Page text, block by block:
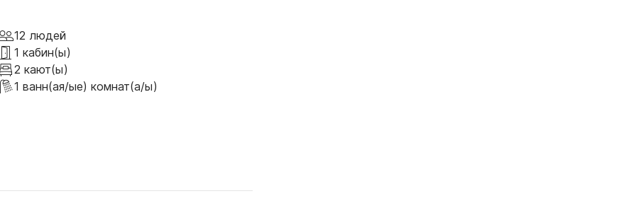
могут сравниться немногие другие
красивый и роскошный способ
37 — отличный выбор.
12 людей
1 кабин(ы)
2 кают(ы)
1 ванн(ая/ые) комнат(а/ы)